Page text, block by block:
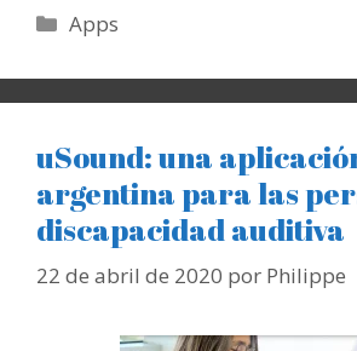
Categorías
Apps
uSound: una
argentina para las
discapacidad auditiva
22 de abril de 2020 por Philippe